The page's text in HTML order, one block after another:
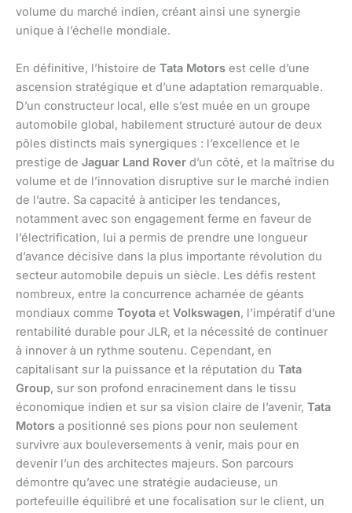
volume du marché indien, créant ainsi une synergie
unique à l’échelle mondiale.
En définitive, l’histoire de Tata Motors est celle d’une
ascension stratégique et d’une adaptation remarquable.
D’un constructeur local, elle s’est muée en un groupe
automobile global, habilement structuré autour de deux
pôles distincts mais synergiques : l’excellence et le
prestige de Jaguar Land Rover d’un côté, et la maîtrise du
volume et de l’innovation disruptive sur le marché indien
de l’autre. Sa capacité à anticiper les tendances,
notamment avec son engagement ferme en faveur de
l’électrification, lui a permis de prendre une longueur
d’avance décisive dans la plus importante révolution du
secteur automobile depuis un siècle. Les défis restent
nombreux, entre la concurrence acharnée de géants
mondiaux comme Toyota et Volkswagen, l’impératif d’une
rentabilité durable pour JLR, et la nécessité de continuer
à innover à un rythme soutenu. Cependant, en
capitalisant sur la puissance et la réputation du Tata
Group, sur son profond enracinement dans le tissu
économique indien et sur sa vision claire de l’avenir, Tata
Motors a positionné ses pions pour non seulement
survivre aux bouleversements à venir, mais pour en
devenir l’un des architectes majeurs. Son parcours
démontre qu’avec une stratégie audacieuse, un
portefeuille équilibré et une focalisation sur le client, un